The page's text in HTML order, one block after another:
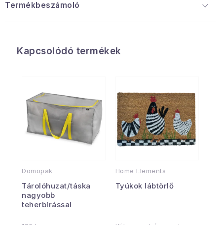
Termékbeszámoló
Kapcsolódó termékek
Domopak
Tárolóhuzat/táska
nagyobb
teherbírással
Home Elements
Tyúkok lábtörlő